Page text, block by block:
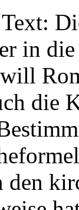
in
die
den